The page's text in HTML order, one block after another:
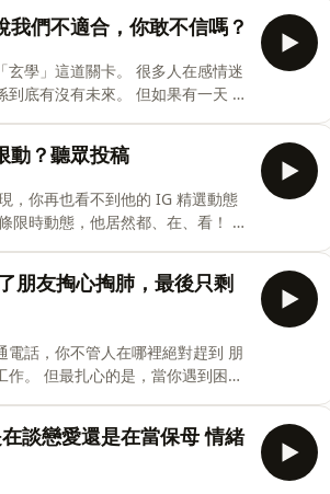
們不適合，你敢不信嗎？
們剛好聊過 📬 投稿 / 合作 justsayit168@gmail.com 你不說！我怎
動？聽眾投稿
朋友掏心掏肺，最後只剩
談戀愛還是在當保母 情緒